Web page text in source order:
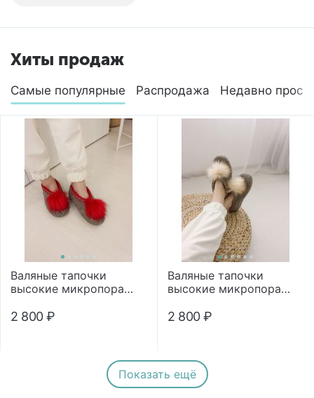
Хиты продаж
Самые популярные Распродажа Недавно
Валяные тапочки
высокие микропора
2 800 ₽
Валяные тапочки
высокие микропора
2 800 ₽
Показать ещё